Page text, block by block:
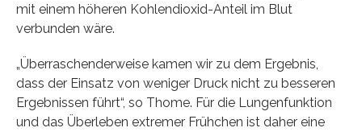
mit einem höheren Kohlendioxid-Anteil im Blut
verbunden wäre.
„Überraschenderweise kamen wir zu dem Ergebnis,
dass der Einsatz von weniger Druck nicht zu besseren
Ergebnissen führt“, so Thome. Für die Lungenfunktion
und das Überleben extremer Frühchen ist daher eine